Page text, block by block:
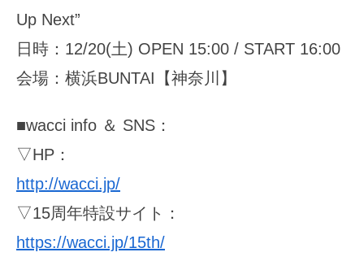
Up Next”
日時：12/20(土) OPEN 15:00 / START 16:00
会場：横浜BUNTAI【神奈川】
■wacci info ＆ SNS：
▽HP：
http://wacci.jp/
▽15周年特設サイト：
https://wacci.jp/15th/